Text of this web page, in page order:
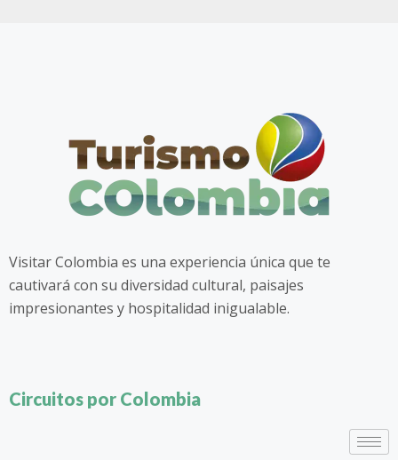
Visitar Colombia es una experiencia única que te
cautivará con su diversidad cultural, paisajes
impresionantes y hospitalidad inigualable.
Circuitos por Colombia